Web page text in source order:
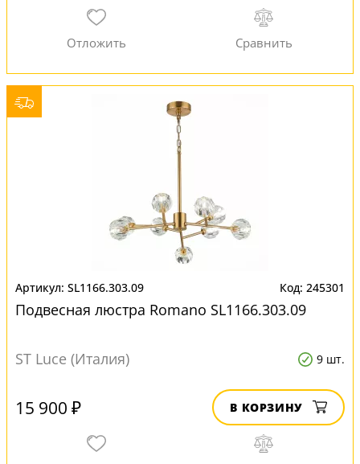
SL1166.303.09 245301
Подвесная люстра Romano SL1166.303.09
ST Luce (Италия) 9 шт.
15 900 ₽ В КОРЗИНУ